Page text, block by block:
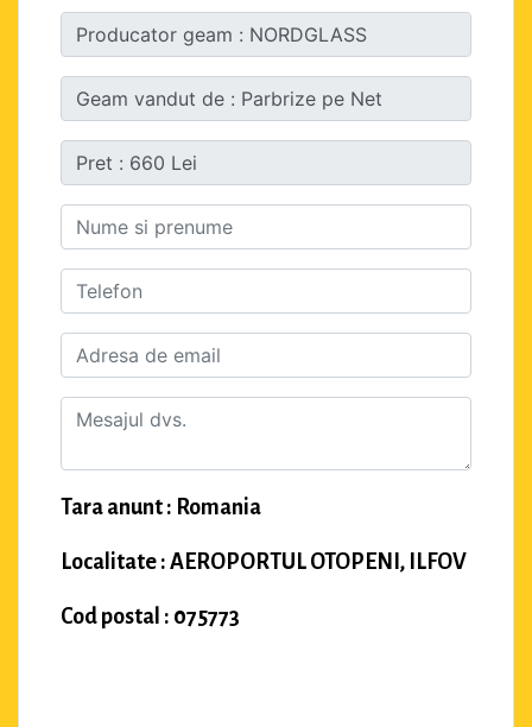
Tara anunt : Romania
Localitate : AEROPORTUL OTOPENI, ILFOV
Cod postal : 075773